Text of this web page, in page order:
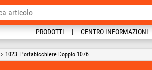
PRODOTTI CENTRO INFORMAZIONI
> 1023. Portabicchiere Doppio 1076